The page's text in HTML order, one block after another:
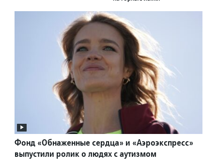
Фонд «Обнаженные сердца» и «Аэроэкспресс»
выпустили ролик о людях с аутизмом